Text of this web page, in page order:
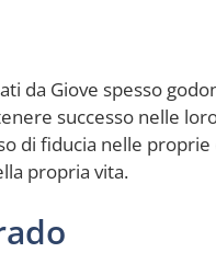
da Giove spesso
successo nelle
di fiducia nelle
propria vita.